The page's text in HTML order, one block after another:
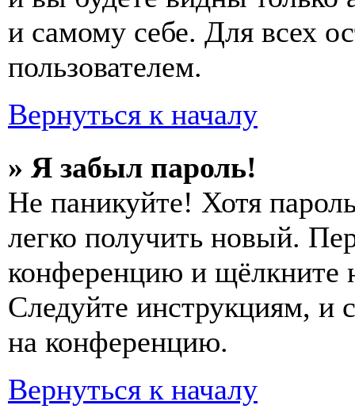
и самому себе. Для всех
пользователем.
Вернуться к началу
» Я забыл пароль!
Не паникуйте! Хотя
легко получить новый.
конференцию и щёлкните
Следуйте инструкциям, и
на конференцию.
Вернуться к началу